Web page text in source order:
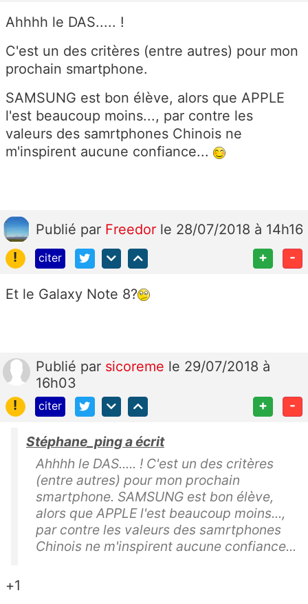
Ahhhh le DAS..... !
C'est un des critères (entre autres) pour mon
prochain smartphone.
SAMSUNG est bon élève, alors que APPLE
l'est beaucoup moins..., par contre les
valeurs des samrtphones Chinois ne
m'inspirent aucune confiance...
Publié par Freedor le 28/07/2018 à 14h16
!
citer + -
Et le Galaxy Note 8?
Publié par sicoreme le 29/07/2018 à
16h03
!
citer + -
Stéphane_ping a écrit
Ahhhh le DAS..... ! C'est un des critères
(entre autres) pour mon prochain
smartphone. SAMSUNG est bon élève,
alors que APPLE l'est beaucoup moins...,
par contre les valeurs des samrtphones
Chinois ne m'inspirent aucune confiance...
+1